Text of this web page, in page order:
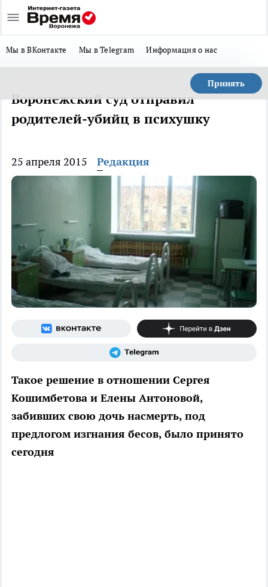
Мы в ВКонтакте Мы в Telegram Информация о нас
Принять
Воронежский суд отправил
родителей-убийц в психушку
25 апреля 2015 Редакция
Такое решение в отношении Сергея
Кошимбетова и Елены Антоновой,
забивших свою дочь насмерть, под
предлогом изгнания бесов, было принято
сегодня